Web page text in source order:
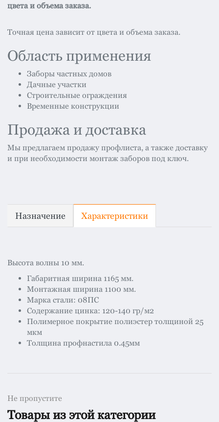
цвета и объема заказа.
Точная цена зависит от цвета и объема заказа.
Область применения
Заборы частных домов
Дачные участки
Строительные ограждения
Временные конструкции
Продажа и доставка
Мы предлагаем продажу профлиста, а также доставку
и при необходимости монтаж заборов под ключ.
Назначение Характеристики
Высота волны 10 мм.
Габаритная ширина 1165 мм.
Монтажная ширина 1100 мм.
Марка стали: 08ПС
Содержание цинка: 120-140 гр/м2
Полимерное покрытие полиэстер толщиной 25
мкм
Толщина профнастила 0.45мм
Не пропустите
Товары из этой категории